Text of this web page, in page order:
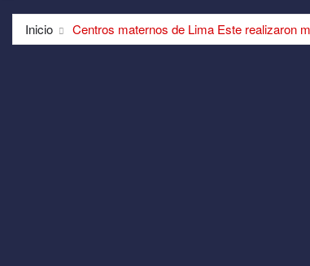
Inicio Centros maternos de Lima Este realizaron